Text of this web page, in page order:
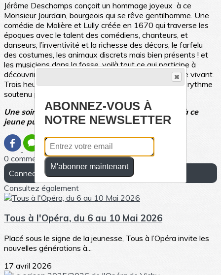
Jérôme Deschamps conçoit un hommage joyeux à ce
Monsieur Jourdain, bourgeois qui se rêve gentilhomme. Une
comédie de Molière et Lully créée en 1670 qui traverse les
époques avec le talent des comédiens, chanteurs, et
danseurs, l’inventivité et la richesse des décors, le farfelu
des costumes, les animaux discrets mais bien présents ! et
les musiciens dans la fosse, voilà tout ce qui participe à
découvrir avec plaisir une autre facette du spectacle vivant.
Trois heures d’un spectacle décalé et touchant, à un rythme
soutenu pour ne pas en perdre une minute !
Une soirée que nous sommes fiers d’avoir offert à ce
jeune public.
0 commentaire(s)
Connectez-vous pour laisser un commentaire
Consultez également
Tous à l'Opéra, du 6 au 10 Mai 2026
Placé sous le signe de la jeunesse, Tous à l’Opéra invite les
nouvelles générations à...
17 avril 2026
ABONNEZ-VOUS À
NOTRE NEWSLETTER
M'abonner maintenant